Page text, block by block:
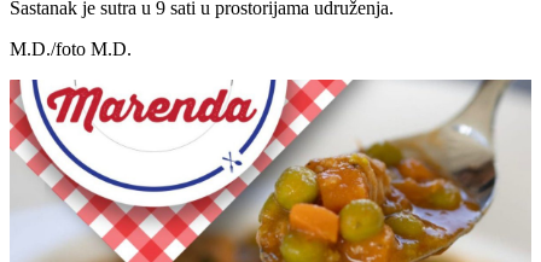
Sastanak je sutra u 9 sati u prostorijama udruženja.
M.D./foto M.D.